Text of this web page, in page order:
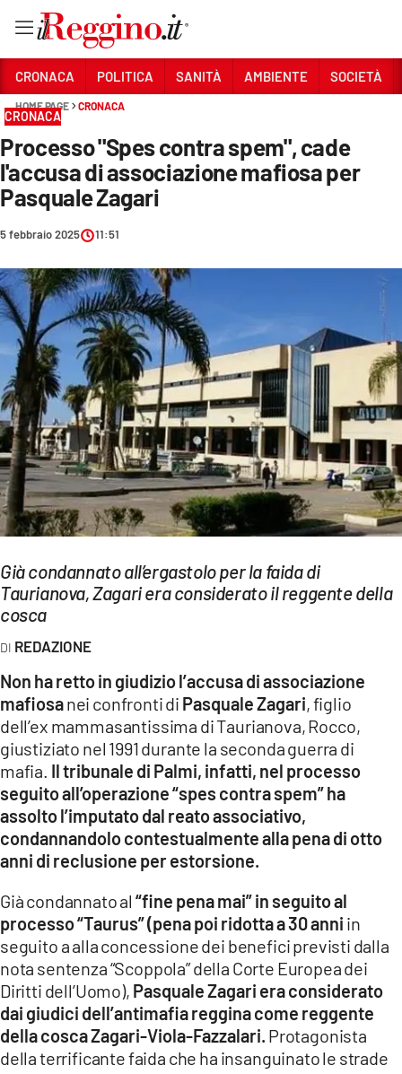
Sezioni
CRONACA
POLITICA
SANITÀ
AMBIENTE
SOCIETÀ
CULTURA
ECONOMIA E LAVORO
EVENTI
SPORT
Streaming
LAC NETWORK
LAC ONAIR
LaC
Network
LACPLAY.IT
LACTV.IT
LACONAIR.IT
LACITYMAG.IT
ILREGGINO.IT
COSENZACHANNEL.IT
ILVIBONESE.IT
CATANZAROCHANNEL.IT
LACAPITALENEWS.IT
CRONACA POLITICA SANITÀ AMBIENTE SOCIETÀ
HOME PAGE CRONACA
CRONACA
Processo "Spes contra spem", cade
l'accusa di associazione mafiosa per
Pasquale Zagari
5 febbraio 2025 11:51
Già condannato all’ergastolo per la faida di
Taurianova, Zagari era considerato il reggente della
cosca
REDAZIONE
Non ha retto in giudizio l’accusa di associazione
mafiosanei confronti di Pasquale Zagari, figlio
dell’ex mammasantissima di Taurianova, Rocco,
giustiziato nel 1991 durante la seconda guerra di
mafia. Il tribunale di Palmi, infatti, nel processo
seguito all’operazione “spes contra spem” ha
assolto l’imputato dal reato associativo,
condannandolo contestualmente alla pena di otto
anni di reclusione per estorsione.
Già condannato al “fine pena mai” in seguito al
processo “Taurus” (pena poi ridotta a 30 anni in
seguito a alla concessione dei benefici previsti dalla
nota sentenza “Scoppola” della Corte Europea dei
Diritti dell’Uomo), Pasquale Zagari era considerato
dai giudici dell’antimafia reggina come reggente
della cosca Zagari-Viola-Fazzalari. Protagonista
della terrificante faida che ha insanguinato le strade